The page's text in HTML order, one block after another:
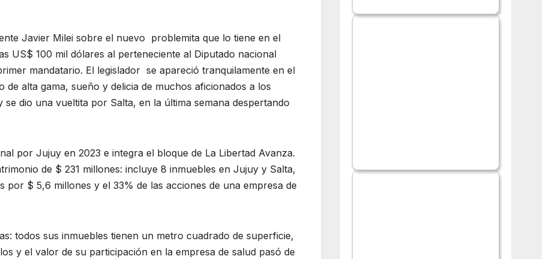
Javier Milei sobre el nuevo problemita que lo tiene en el
US$ 100 mil dólares al perteneciente al Diputado nacional
mandatario. El legislador se apareció tranquilamente en el
alta gama, sueño y delicia de muchos aficionados a los
dio una vueltita por Salta, en la última semana despertando
por Jujuy en 2023 e integra el bloque de La Libertad Avanza.
de $ 231 millones: incluye 8 inmuebles en Jujuy y Salta,
$ 5,6 millones y el 33% de las acciones de una empresa de
todos sus inmuebles tienen un metro cuadrado de superficie,
y el valor de su participación en la empresa de salud pasó de